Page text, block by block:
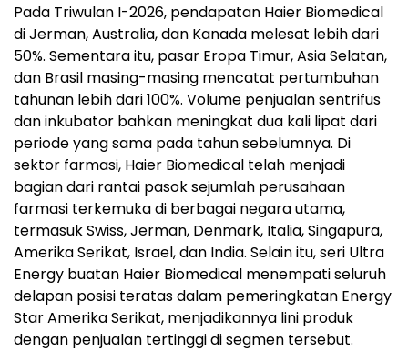
Pada Triwulan I-2026, pendapatan Haier Biomedical
di Jerman, Australia, dan Kanada melesat lebih dari
50%. Sementara itu, pasar Eropa Timur, Asia Selatan,
dan Brasil masing-masing mencatat pertumbuhan
tahunan lebih dari 100%. Volume penjualan sentrifus
dan inkubator bahkan meningkat dua kali lipat dari
periode yang sama pada tahun sebelumnya. Di
sektor farmasi, Haier Biomedical telah menjadi
bagian dari rantai pasok sejumlah perusahaan
farmasi terkemuka di berbagai negara utama,
termasuk Swiss, Jerman, Denmark, Italia, Singapura,
Amerika Serikat, Israel, dan India. Selain itu, seri Ultra
Energy buatan Haier Biomedical menempati seluruh
delapan posisi teratas dalam pemeringkatan Energy
Star Amerika Serikat, menjadikannya lini produk
dengan penjualan tertinggi di segmen tersebut.